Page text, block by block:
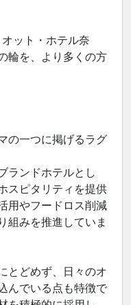
ット・ホテル奈
輪を、より多くの方
の一つに掲げるラグ
ランドホテルとし
スピタリティを提供
用やフードロス削減
組みを推進していま
とどめず、日々のオ
んでいる点も特徴で